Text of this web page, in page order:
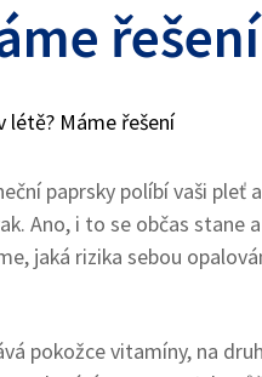
řešení
paprsky políbí vaši
Ano, i to se občas stane
jaká rizika sebou
pokožce vitamíny, na